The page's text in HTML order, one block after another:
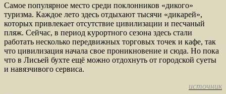
Самое популярное место среди поклонников «дикого»
туризма. Каждое лето здесь отдыхают тысячи «дикарей»,
которых привлекает отсутствие цивилизации и песчаный
пляж. Сейчас, в период курортного сезона здесь стали
работать несколько передвижных торговых точек и кафе, так
что цивилизация начала свое проникновение и сюда. Но пока
что в Лисьей бухте ещё можно отдохнуть от городской суеты
и навязчивого сервиса.
источник